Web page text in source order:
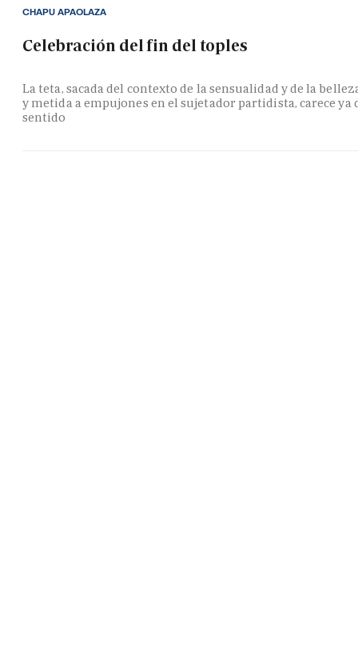
Celebración del fin del toples
La teta, sacada del contexto de la sensualidad y de la
y metida a empujones en el sujetador partidista, carece ya
sentido
CHAPU APAOLAZA